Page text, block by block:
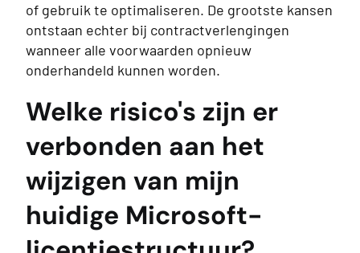
of gebruik te optimaliseren. De grootste kansen
ontstaan echter bij contractverlengingen
wanneer alle voorwaarden opnieuw
onderhandeld kunnen worden.
Welke risico's zijn er
verbonden aan het
wijzigen van mijn
huidige Microsoft-